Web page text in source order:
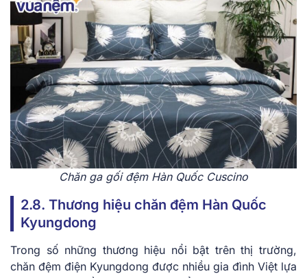
Chăn ga gối đệm Hàn Quốc Cusci͏no
2.8. Thương hiệu chăn đệm Hàn Quốc
Kyungdong
Trong số những thương hiệu nổi bật trên thị trường,
chăn đệm điện Kyungdong được nhiều gia đình Việt lựa